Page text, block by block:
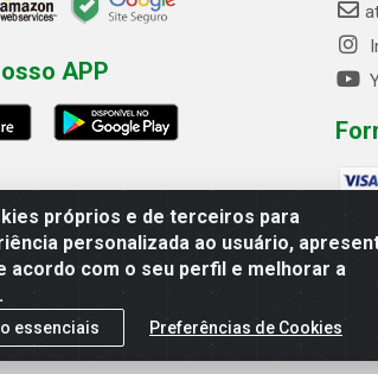
próprios e de terceiros para
personalizada ao usuário,
acordo com o seu perfil e melhorar a
essenciais Preferências de Cookies
APP
Linhavix Distribuidora LTDA - Avenida Alegre,